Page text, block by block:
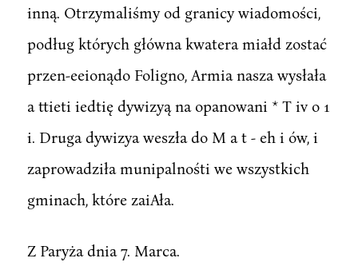
inną. Otrzymaliśmy od granicy wiadomości,
podług których główna kwatera miałd zostać
przen-eeionądo Foligno, Armia nasza wysłała
a ttieti iedtię dywizyą na opanowani * T iv o 1
i. Druga dywizya weszła do M a t - eh i ów, i
zaprowadziła munipalnośti we wszystkich
gminach, które zaiAła.
Z Paryża dnia 7. Marca.